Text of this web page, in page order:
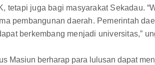
tetapi juga bagi masyarakat Sekadau.
pembangunan daerah. Pemerintah
berkembang menjadi universitas,”
Masiun berharap para lulusan dapat